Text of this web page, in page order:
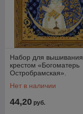
Набор для вышивания
крестом «Богоматерь
Остробрамская».
Нет в наличии
44,20 руб.